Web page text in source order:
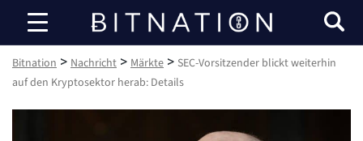
Bitnation
Bitnation > Nachricht > Märkte > SEC-Vorsitzender blickt weiterhin
auf den Kryptosektor herab: Details